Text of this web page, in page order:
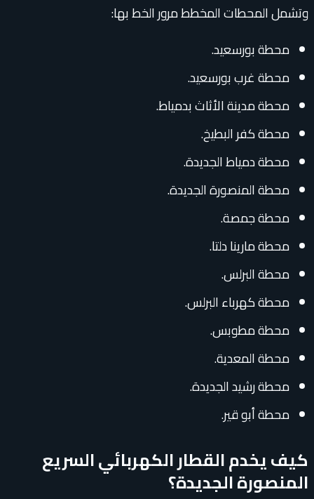
وتشمل المحطات المخطط مرور الخط بها:
محطة بورسعيد.
محطة غرب بورسعيد.
محطة مدينة الأثاث بدمياط.
محطة كفر البطيخ.
محطة دمياط الجديدة.
محطة المنصورة الجديدة.
محطة جمصة.
محطة مارينا دلتا.
محطة البرلس.
محطة كهرباء البرلس.
محطة مطوبس.
محطة المعدية.
محطة رشيد الجديدة.
محطة أبو قير.
كيف يخدم القطار الكهربائي السريع
المنصورة الجديدة؟